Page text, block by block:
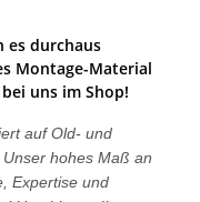
es durchaus
Montage-Material
uns im Shop!
auf Old- und
hohes Maß an
Expertise und